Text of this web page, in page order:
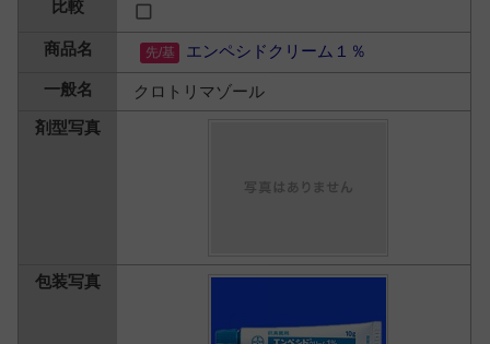
エンペシドクリーム１％
クロトリマゾール